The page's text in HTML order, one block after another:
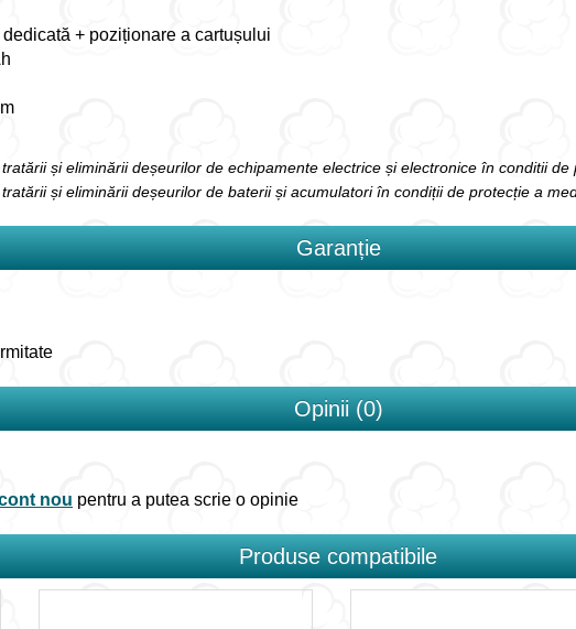
+ poziționare a cartușului
și eliminării deșeurilor de echipamente electrice și electronice în conditii
și eliminării deșeurilor de baterii și acumulatori în condiții de protecție a
Garanție
Opinii (0)
nou pentru a putea scrie o opinie
Produse compatibile